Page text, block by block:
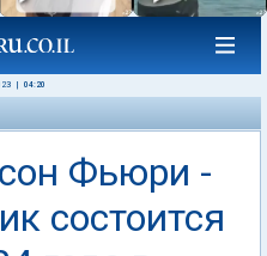
04:20
Фьюри -
состоится